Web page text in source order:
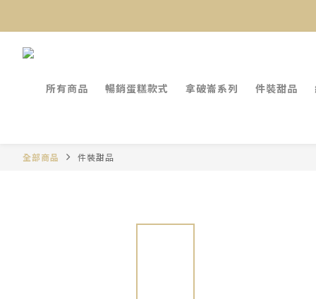
所有商品 暢銷蛋糕款式 拿破崙系列 件裝甜品
全部商品 件裝甜品